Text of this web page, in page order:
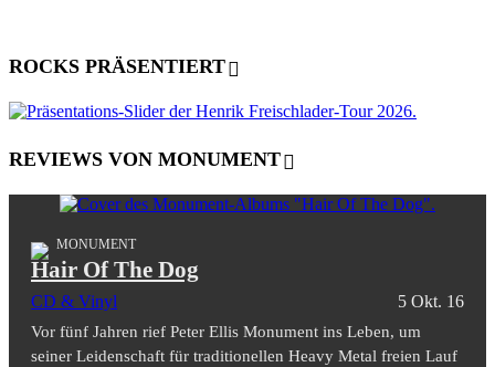
ROCKS PRÄSENTIERT
REVIEWS VON MONUMENT
MONUMENT
Hair Of The Dog
CD & Vinyl 5 Okt. 16
Vor fünf Jahren rief Peter Ellis Monument ins Leben, um
seiner Leidenschaft für traditionellen Heavy Metal freien Lauf